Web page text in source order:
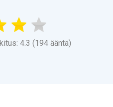
4.3 (194 ääntä)